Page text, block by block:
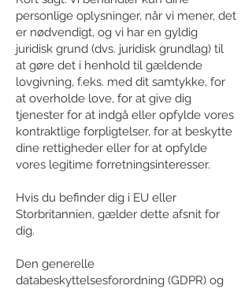
personlige oplysninger, når vi mener, det
er nødvendigt, og vi har en gyldig
juridisk grund (dvs. juridisk grundlag) til
at gøre det i henhold til gældende
lovgivning, f.eks. med dit samtykke, for
at overholde love, for at give dig
tjenester for at indgå eller opfylde vores
kontraktlige forpligtelser, for at beskytte
dine rettigheder eller for at opfylde
vores legitime forretningsinteresser.
Hvis du befinder dig i EU eller
Storbritannien, gælder dette afsnit for
dig.
Den generelle
databeskyttelsesforordning (GDPR) og